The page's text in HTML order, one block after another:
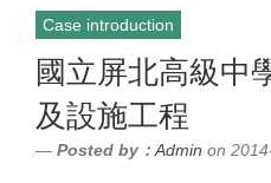
Case introduction
國立屏北高級中
及設施工程
Posted by： Admin on